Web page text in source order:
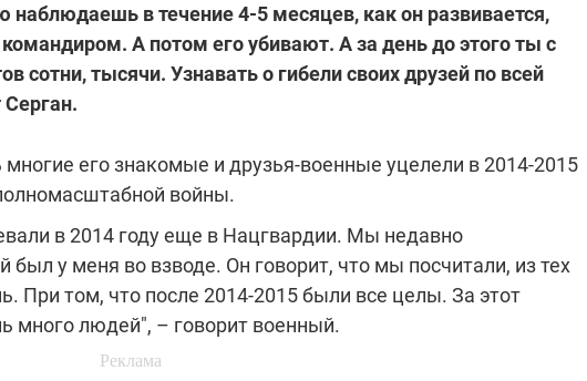
наблюдаешь в течение 4-5 месяцев, как он развивается,
А потом его убивают. А за день до этого ты с
сотни, тысячи. Узнавать о гибели своих друзей по всей
Серган.
его знакомые и друзья-военные уцелели в 2014-2015
войны.
в 2014 году еще в Нацгвардии. Мы недавно
у меня во взводе. Он говорит, что мы посчитали, из тех
При том, что после 2014-2015 были все целы. За этот
много людей", – говорит военный.